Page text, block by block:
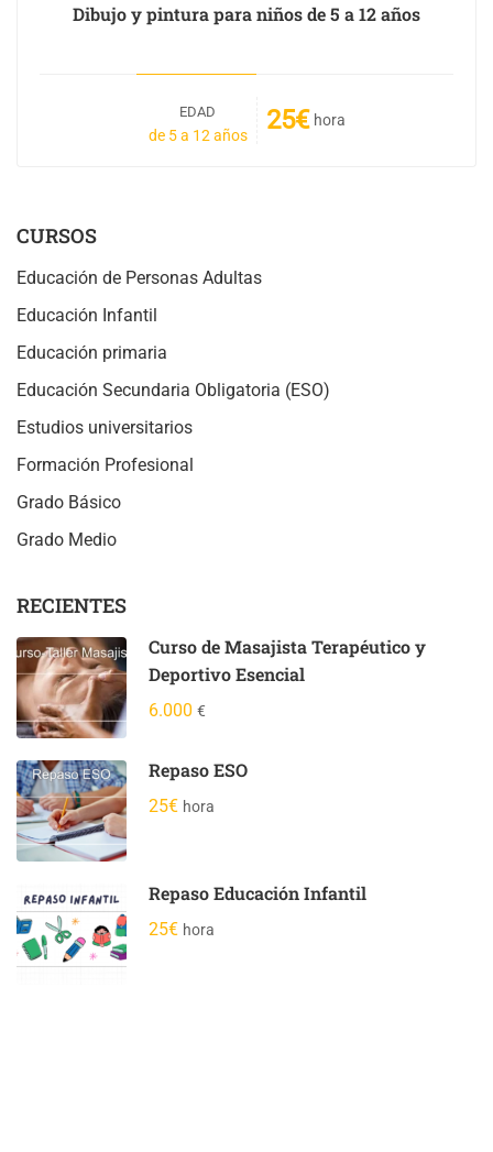
Dibujo y pintura para niños de 5 a 12 años
EDAD
de 5 a 12 años 25€ hora
CURSOS
Educación de Personas Adultas
Educación Infantil
Educación primaria
Educación Secundaria Obligatoria (ESO)
Estudios universitarios
Formación Profesional
Grado Básico
Grado Medio
RECIENTES
Curso de Masajista Terapéutico y
Deportivo Esencial
6.000 €
Repaso ESO
25€ hora
Repaso Educación Infantil
25€ hora